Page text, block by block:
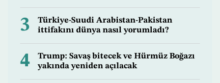
3
Türkiye-Suudi Arabistan-Pakistan
ittifakını dünya nasıl yorumladı?
4
Trump: Savaş bitecek ve Hürmüz Boğazı
yakında yeniden açılacak